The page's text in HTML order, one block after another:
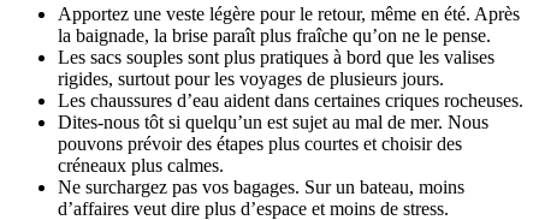
Apportez une veste légère pour le retour, même en été. Après
la baignade, la brise paraît plus fraîche qu’on ne le pense.
Les sacs souples sont plus pratiques à bord que les valises
rigides, surtout pour les voyages de plusieurs jours.
Les chaussures d’eau aident dans certaines criques rocheuses.
Dites-nous tôt si quelqu’un est sujet au mal de mer. Nous
pouvons prévoir des étapes plus courtes et choisir des
créneaux plus calmes.
Ne surchargez pas vos bagages. Sur un bateau, moins
d’affaires veut dire plus d’espace et moins de stress.